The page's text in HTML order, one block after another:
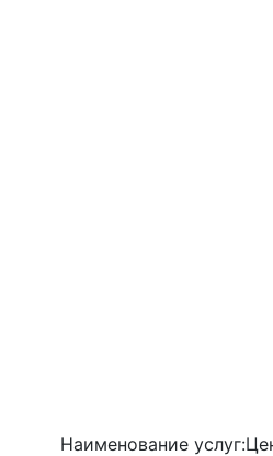
Наименование услуг: